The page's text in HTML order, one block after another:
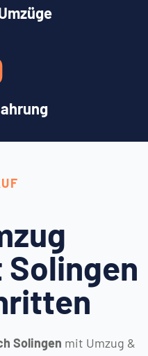
Solingen mit Umzug &